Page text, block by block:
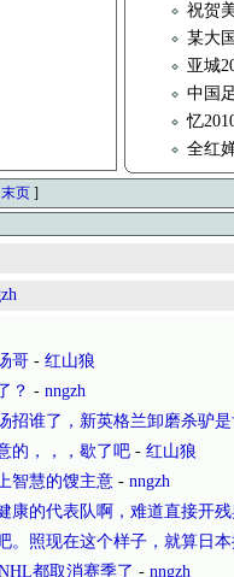
祝贺
某大
亚城
中国
忆
全红
末页 ]
哥 - 红山狼
？ - nngzh
招谁了，新英格兰卸磨杀驴
的，，，歇了吧 - 红山狼
智慧的馊主意 - nngzh
康的代表队啊，难道直接开残
。照现在这个样子，就算日本
都取消赛季了 - nngzh